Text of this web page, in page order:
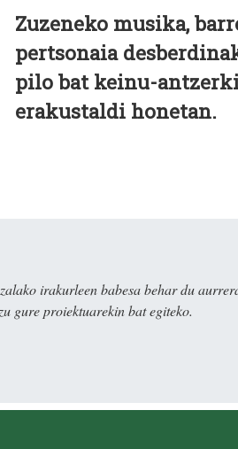
Zuzeneko musika,
pertsonaia
pilo bat keinu-
erakustaldi honetan.
irakurleen babesa behar du
gure proiektuarekin bat egiteko.